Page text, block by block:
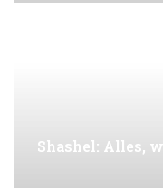
Shashel: Alles,